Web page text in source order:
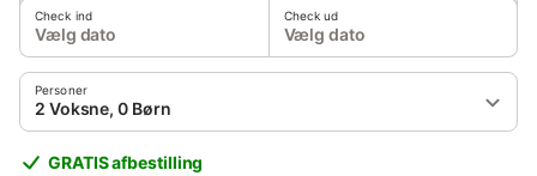
Check ind
Vælg dato
Check ud
Vælg dato
Personer
2 Voksne, 0 Børn
GRATIS afbestilling